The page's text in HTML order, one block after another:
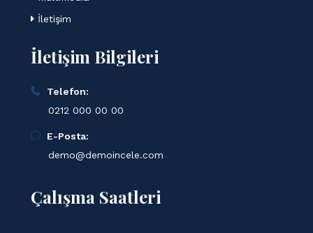
İletişim
İletişim Bilgileri
Telefon:
0212 000 00 00
E-Posta:
demo@demoincele.com
Çalışma Saatleri